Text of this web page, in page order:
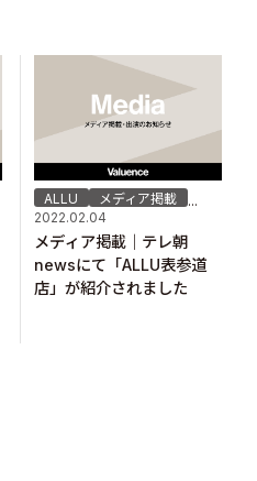
ALLU メディア掲載
...
2022.02.04
メディア掲載｜テレ朝
newsにて「ALLU表参道
店」が紹介されました